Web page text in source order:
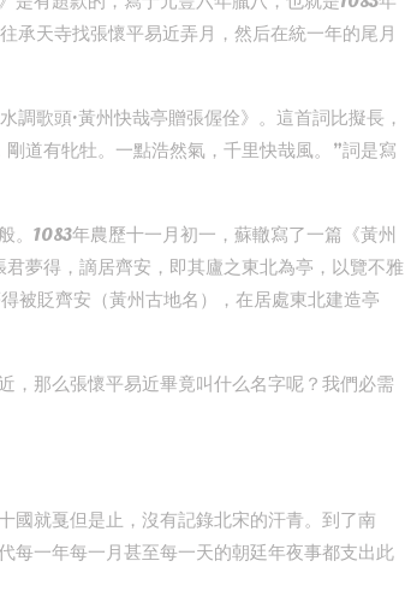
承天寺找張懷平易近弄月，然后在統一年的尾月
歌頭·黃州快哉亭贈張偓佺》。這首詞比擬長，
道有牝牡。一點浩然氣，千里快哉風。”詞是寫
1083年農歷十一月初一，蘇轍寫了一篇《黃州
夢得，謫居齊安，即其廬之東北為亭，以覽不雅
被貶齊安（黃州古地名），在居處東北建造亭
，那么張懷平易近畢竟叫什么名字呢？我們必需
國就戛但是止，沒有記錄北宋的汗青。到了南
每一年每一月甚至每一天的朝廷年夜事都支出此